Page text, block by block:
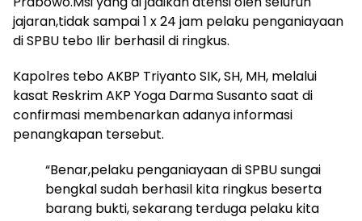
jajaran,tidak sampai 1 x 24 jam pelaku penganiayaan
di SPBU tebo Ilir berhasil di ringkus.
Kapolres tebo AKBP Triyanto SIK, SH, MH, melalui
kasat Reskrim AKP Yoga Darma Susanto saat di
confirmasi membenarkan adanya informasi
penangkapan tersebut.
“Benar,pelaku penganiayaan di SPBU sungai
bengkal sudah berhasil kita ringkus beserta
barang bukti, sekarang terduga pelaku kita